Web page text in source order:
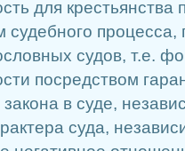
для
процесса,
судов, т.е.
посредством
в суде,
суда,